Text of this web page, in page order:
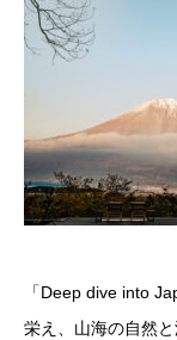
「Deep dive into
栄え、山海の自然